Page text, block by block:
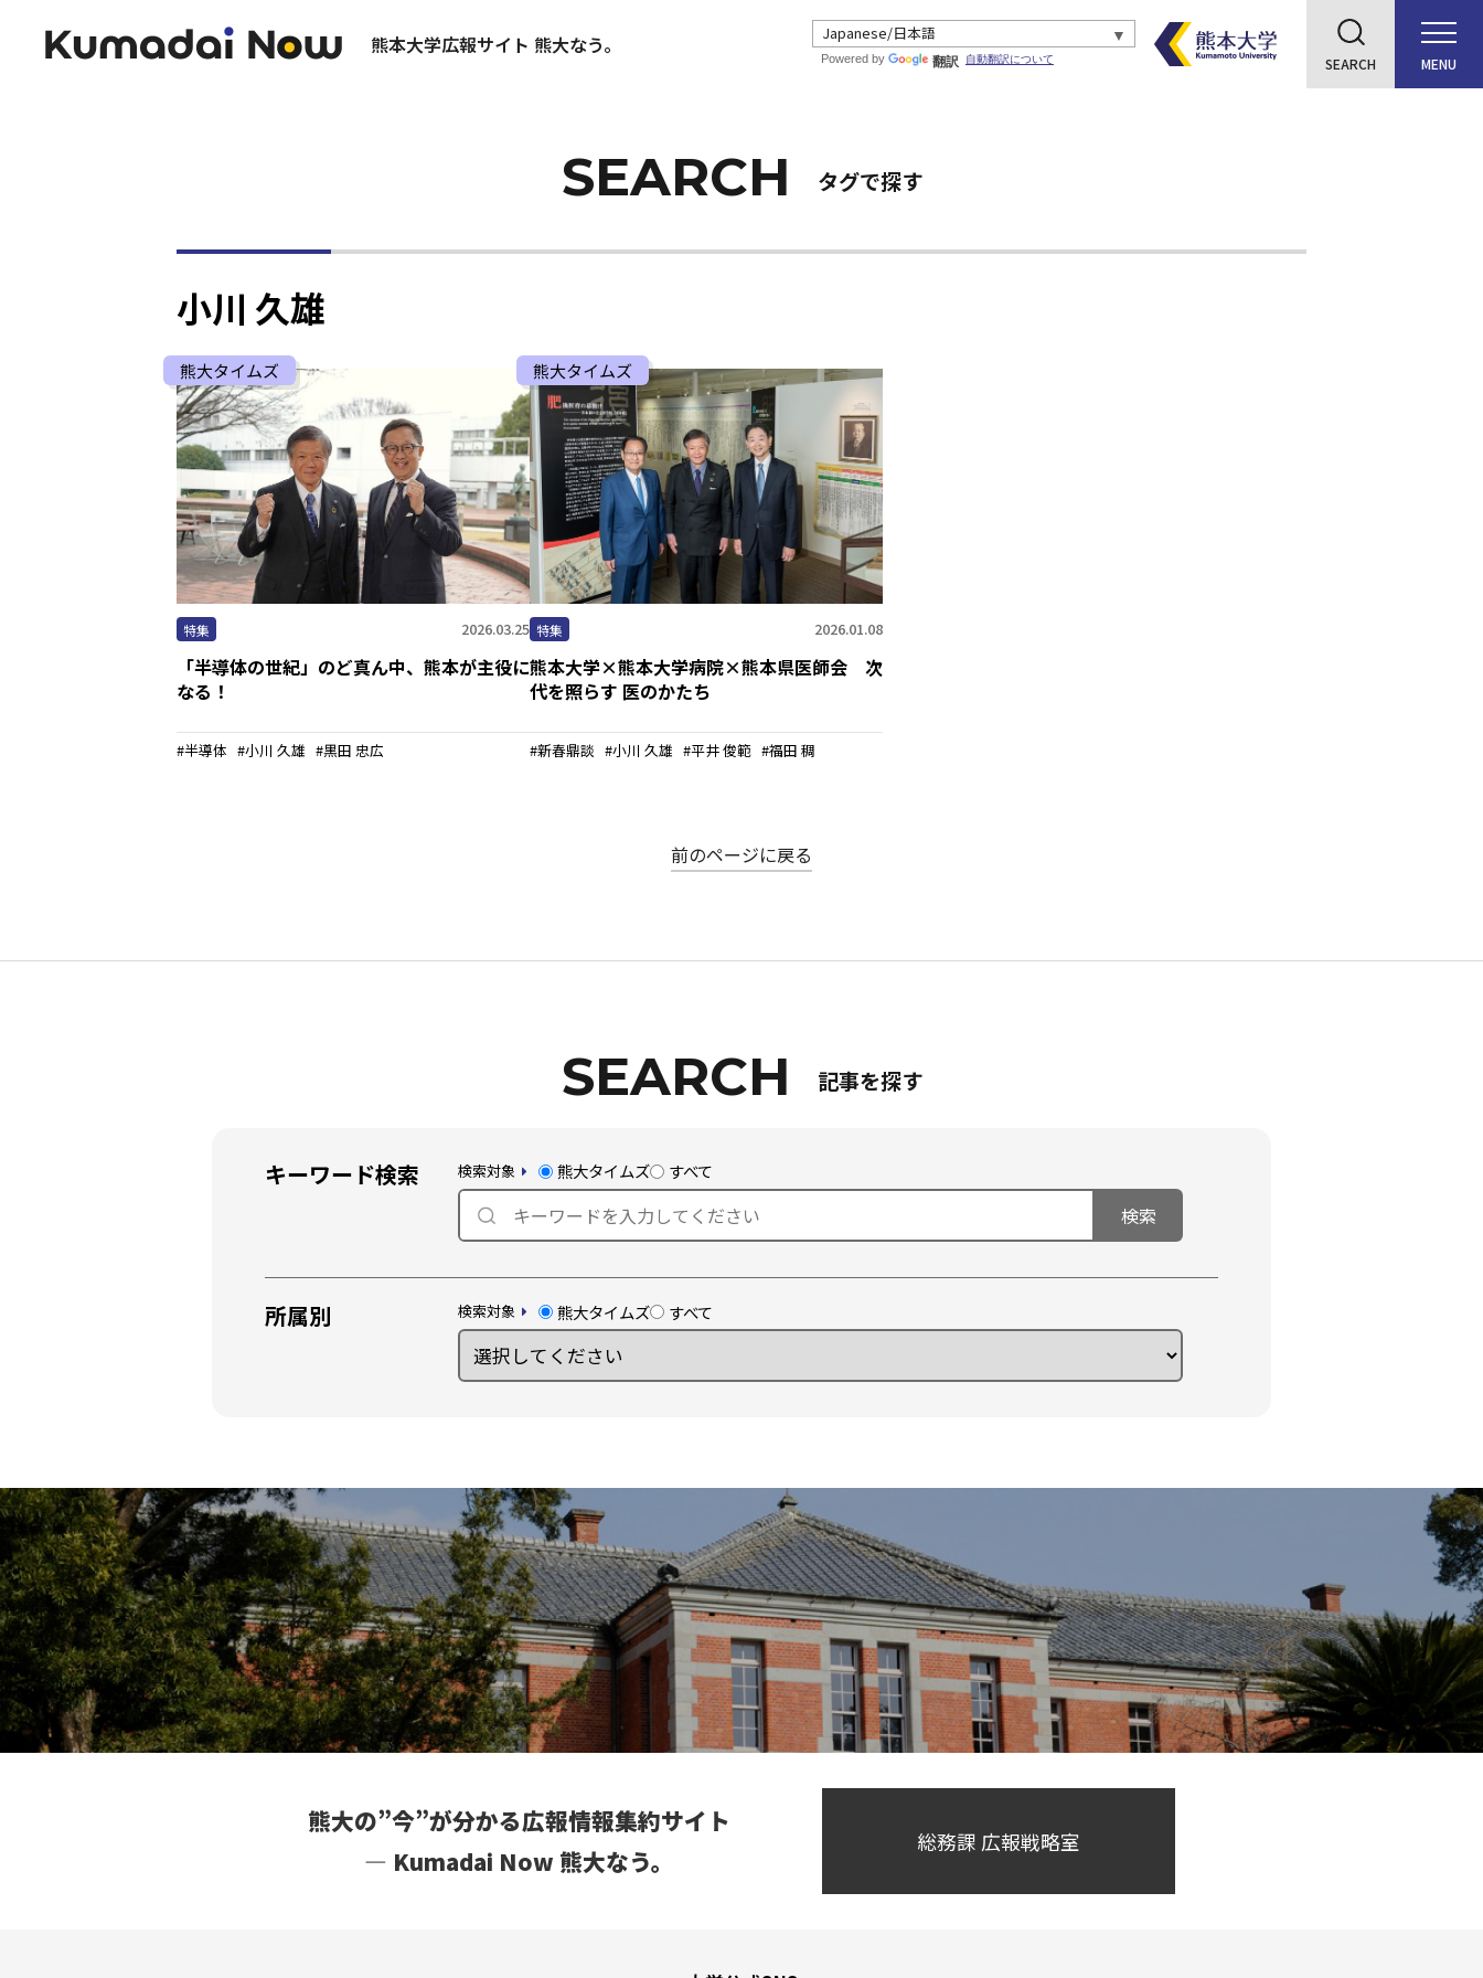
熊本大学広報サイト 熊大なう。
Powered by 翻訳 自動翻訳について SEARCH
タグで探す
小川 久雄
熊大タイムズ
特集 2026.03.25
「半導体の世紀」のど真ん中、熊本が主役に
なる！
半導体 小川 久雄 黒田 忠広
熊大タイムズ
特集 2026.01.08
熊本大学×熊本大学病院×熊本県医師会 次
代を照らす 医のかたち
新春鼎談 小川 久雄 平井 俊範 福田 稠
前のページに戻る
記事を探す
キーワード検索 検索対象 熊大タイムズ すべて
所属別 検索対象 熊大タイムズ すべて
熊大の”今”が分かる広報情報集約サイト
― Kumadai Now 熊大なう。
総務課 広報戦略室
MENU
熊大タイムズ
熊大チャンネル
まちなかキャンパス
熊大通信